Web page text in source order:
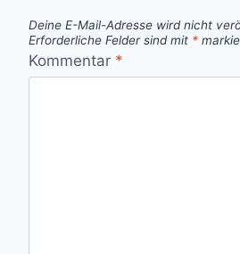
Deine E-Mail-Adresse wird nicht
Erforderliche Felder sind mit *
Kommentar *